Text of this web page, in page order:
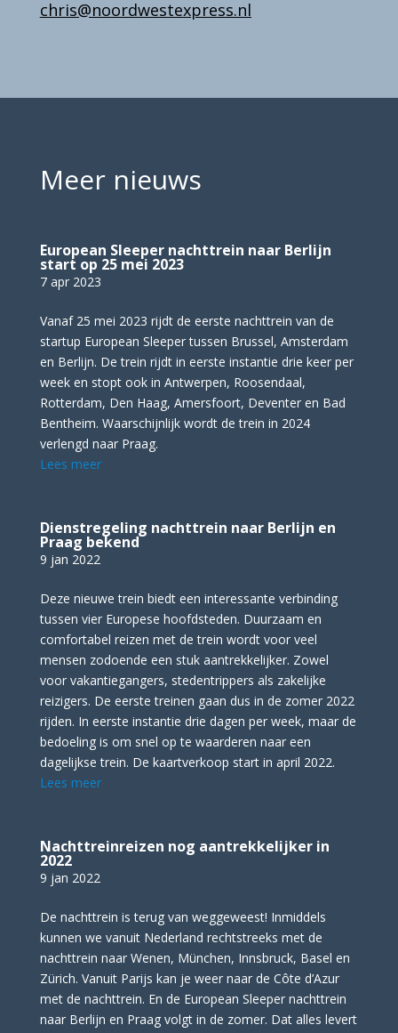
chris@noordwestexpress.nl
Meer nieuws
European Sleeper nachttrein naar Berlijn
start op 25 mei 2023
7 apr 2023
Vanaf 25 mei 2023 rijdt de eerste nachttrein van de
startup European Sleeper tussen Brussel, Amsterdam
en Berlijn. De trein rijdt in eerste instantie drie keer per
week en stopt ook in Antwerpen, Roosendaal,
Rotterdam, Den Haag, Amersfoort, Deventer en Bad
Bentheim. Waarschijnlijk wordt de trein in 2024
verlengd naar Praag.
Lees meer
Dienstregeling nachttrein naar Berlijn en
Praag bekend
9 jan 2022
Deze nieuwe trein biedt een interessante verbinding
tussen vier Europese hoofdsteden. Duurzaam en
comfortabel reizen met de trein wordt voor veel
mensen zodoende een stuk aantrekkelijker. Zowel
voor vakantiegangers, stedentrippers als zakelijke
reizigers. De eerste treinen gaan dus in de zomer 2022
rijden. In eerste instantie drie dagen per week, maar de
bedoeling is om snel op te waarderen naar een
dagelijkse trein. De kaartverkoop start in april 2022.
Lees meer
Nachttreinreizen nog aantrekkelijker in
2022
9 jan 2022
De nachttrein is terug van weggeweest! Inmiddels
kunnen we vanuit Nederland rechtstreeks met de
nachttrein naar Wenen, München, Innsbruck, Basel en
Zürich. Vanuit Parijs kan je weer naar de Côte d’Azur
met de nachttrein. En de European Sleeper nachttrein
naar Berlijn en Praag volgt in de zomer. Dat alles levert